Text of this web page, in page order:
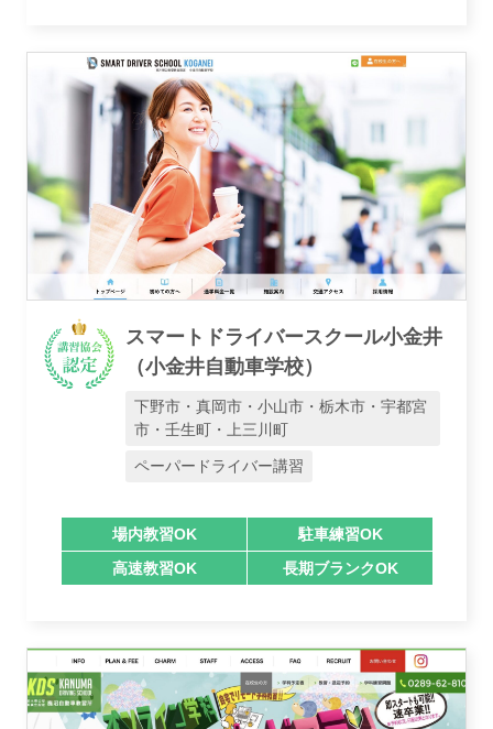
スマートドライバースクール小金井
（小金井自動車学校）
下野市・真岡市・小山市・栃木市・宇都宮
市・壬生町・上三川町
ペーパードライバー講習
場内教習OK
駐車練習OK
高速教習OK
長期ブランクOK